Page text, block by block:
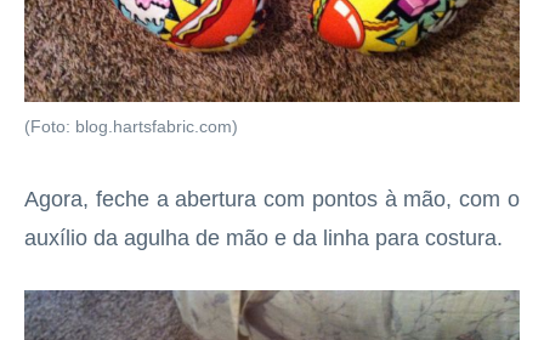
(Foto: blog.hartsfabric.com)
Agora, feche a abertura com pontos à mão, com o
auxílio da agulha de mão e da linha para costura.